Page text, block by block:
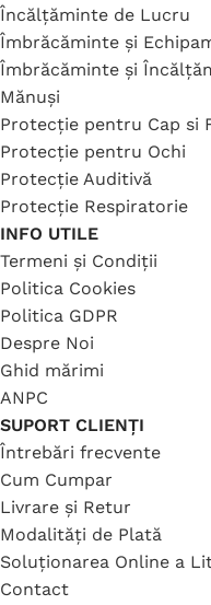
Încălțăminte de Lucru
Îmbrăcăminte și
Îmbrăcăminte și
Mănuși
Protecție pentru Cap si
Protecție pentru Ochi
Protecție Auditivă
Protecție Respiratorie
INFO UTILE
Termeni și Condiții
Politica Cookies
Politica GDPR
Despre Noi
Ghid mărimi
ANPC
SUPORT CLIENȚI
Întrebări frecvente
Cum Cumpar
Livrare și Retur
Modalități de Plată
Soluționarea Online a
Contact